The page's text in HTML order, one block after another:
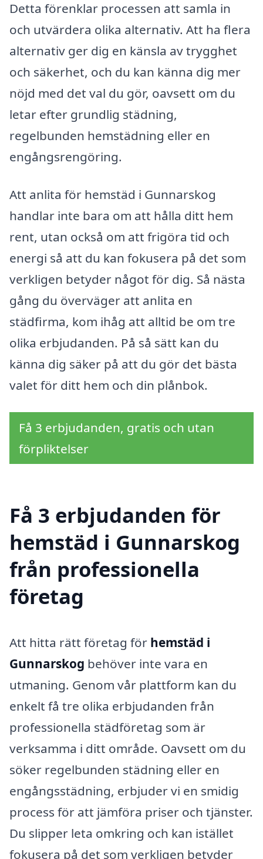
Detta förenklar processen att samla in
och utvärdera olika alternativ. Att ha flera
alternativ ger dig en känsla av trygghet
och säkerhet, och du kan känna dig mer
nöjd med det val du gör, oavsett om du
letar efter grundlig städning,
regelbunden hemstädning eller en
engångsrengöring.
Att anlita för hemstäd i Gunnarskog
handlar inte bara om att hålla ditt hem
rent, utan också om att frigöra tid och
energi så att du kan fokusera på det som
verkligen betyder något för dig. Så nästa
gång du överväger att anlita en
städfirma, kom ihåg att alltid be om tre
olika erbjudanden. På så sätt kan du
känna dig säker på att du gör det bästa
valet för ditt hem och din plånbok.
Få 3 erbjudanden, gratis och utan
förpliktelser
Få 3 erbjudanden för
hemstäd i Gunnarskog
från professionella
företag
Att hitta rätt företag för hemstäd i
Gunnarskog behöver inte vara en
utmaning. Genom vår plattform kan du
enkelt få tre olika erbjudanden från
professionella städföretag som är
verksamma i ditt område. Oavsett om du
söker regelbunden städning eller en
engångsstädning, erbjuder vi en smidig
process för att jämföra priser och tjänster.
Du slipper leta omkring och kan istället
fokusera på det som verkligen betyder